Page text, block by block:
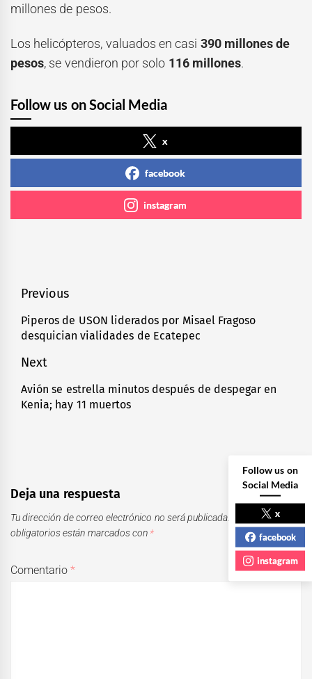
millones de pesos.
Los helicópteros, valuados en casi 390 millones de
pesos, se vendieron por solo 116 millones.
Follow us on Social Media
x
facebook
instagram
Navegación
de
entradas
Previous
Previous
post:
Piperos de USON liderados por Misael Fragoso
desquician vialidades de Ecatepec
Next
Next
post:
Avión se estrella minutos después de despegar en
Kenia; hay 11 muertos
Deja una respuesta
Tu dirección de correo electrónico no será publicada.
Los campos
obligatorios están marcados con *
Comentario*
Follow us on
Social Media
x
facebook
instagram